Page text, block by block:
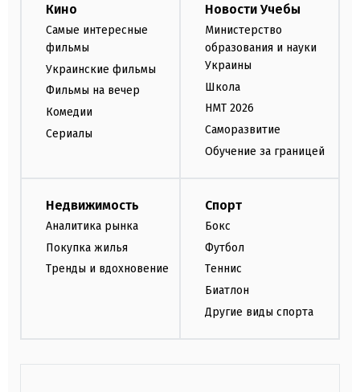
Кино
Самые интересные
фильмы
Украинские фильмы
Фильмы на вечер
Комедии
Сериалы
Новости Учебы
Министерство
образования и науки
Украины
Школа
НМТ 2026
Саморазвитие
Обучение за границей
Недвижимость
Аналитика рынка
Покупка жилья
Тренды и вдохновение
Спорт
Бокс
Футбол
Теннис
Биатлон
Другие виды спорта